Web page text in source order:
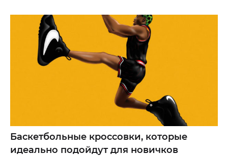
Баскетбольные кроссовки, которые
идеально подойдут для новичков